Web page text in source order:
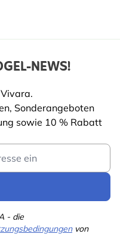
NEWS!
Sonderangeboten
sowie 10 % Rabatt
- die
von